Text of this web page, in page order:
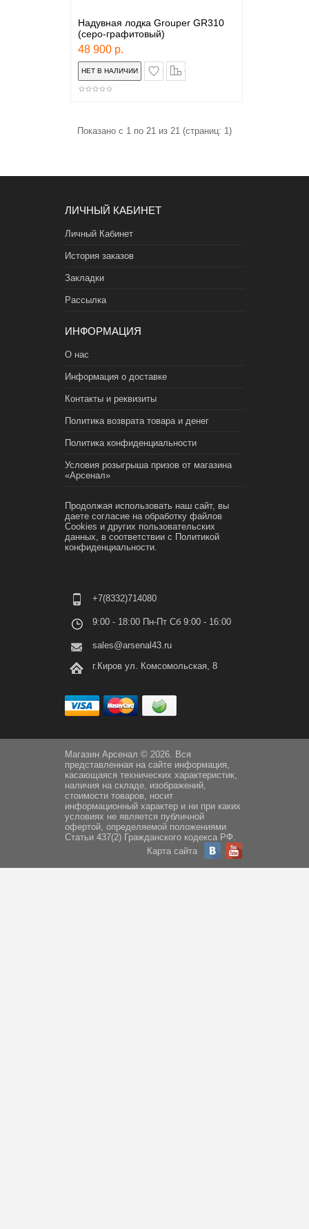
Надувная лодка Grouper GR310
(серо-графитовый)
48 900 р.
в закладки
Показано с 1 по 21 из 21 (страниц: 1)
ЛИЧНЫЙ КАБИНЕТ
Личный Кабинет
История заказов
Закладки
Рассылка
ИНФОРМАЦИЯ
О нас
Информация о доставке
Контакты и реквизиты
Политика возврата товара и денег
Политика конфиденциальности
Условия розыгрыша призов от магазина
«Арсенал»
Продолжая использовать наш сайт, вы
даете согласие на обработку файлов
Cookies и других пользовательских
данных, в соответствии с Политикой
конфиденциальности.
+7(8332)714080
9:00 - 18:00 Пн-Пт Сб 9:00 - 16:00
sales@arsenal43.ru
г.Киров ул. Комсомольская, 8
Магазин Арсенал © 2026. Вся
представленная на сайте информация,
касающаяся технических характеристик,
наличия на складе, изображений,
стоимости товаров, носит
информационный характер и ни при каких
условиях не является публичной
офертой, определяемой положениями
Статьи 437(2) Гражданского кодекса РФ.
Карта сайта